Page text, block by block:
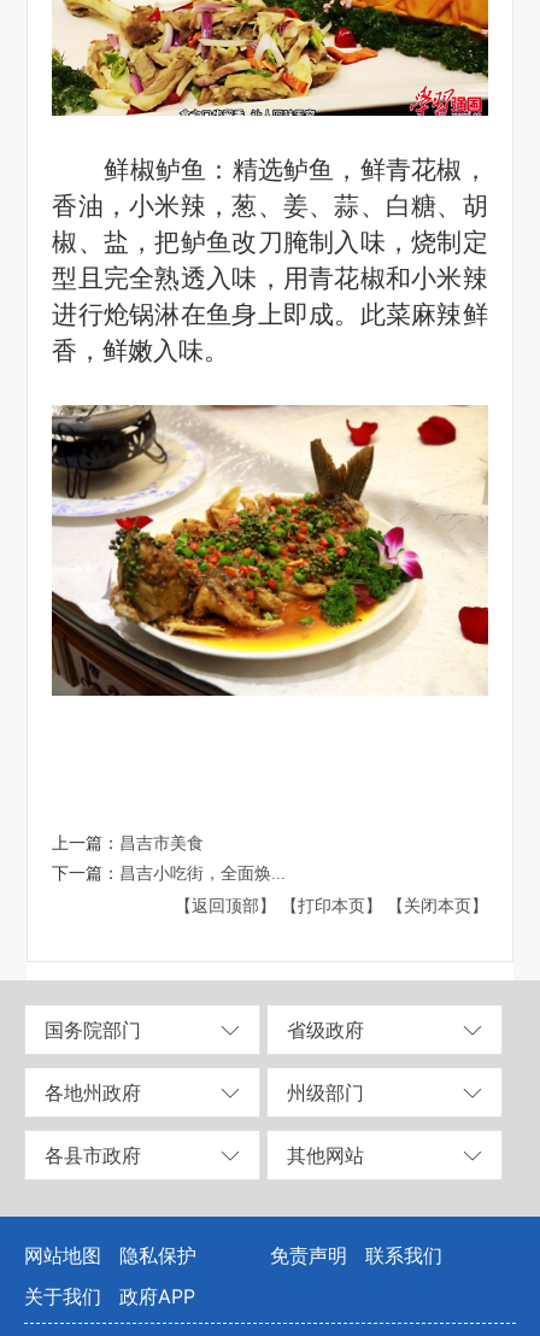
鲜椒鲈鱼： 精选鲈鱼，鲜青花椒，
香油，小米辣，葱、姜、蒜、白糖、胡
椒、盐，把鲈鱼改刀腌制入味，烧制定
型且完全熟透入味，用青花椒和小米辣
进行炝锅淋在鱼身上即成。此菜麻辣鲜
香，鲜嫩入味。
上一篇： 昌吉市美食
下一篇： 昌吉小吃街，全面焕...
【返回顶部】
【打印本页】 【关闭本页】
国务院部门 省级政府
各地州政府 州级部门
各县市政府 其他网站
网站地图 隐私保护 免责声明
联系我们
关于我们
政府APP